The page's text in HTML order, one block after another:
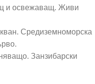
и освежаващ. Живи
Средиземноморска
Занзибарски